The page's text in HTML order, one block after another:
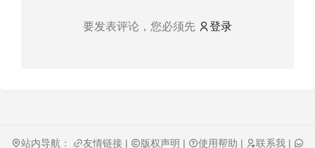
要发表评论，您必须先 登录
站内导航： 友情链接 | 版权声明 | 使用帮助 | 联系我 |